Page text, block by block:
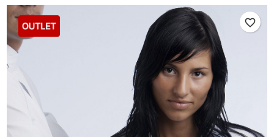
favorite_border